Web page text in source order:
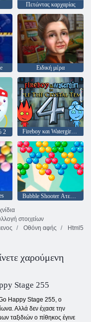
Πετώντας καρχαρίας
Ειδική μέρα
2 Fireboy και Watergirl 4: Crystal Temple
Bubble Shooter Ατελείωτες
στοιχείων
Οθόνη αφής
Html5
χαρούμενη
Stage 255
Happy Stage 255, ο
Αλλά δεν έχασε την
ταξιδιών ο πίθηκος έγινε